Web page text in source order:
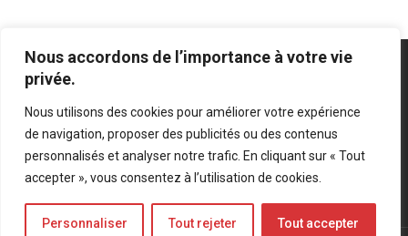
Nous accordons de l’importance à votre vie
privée.
Nous utilisons des cookies pour améliorer votre expérience
de navigation, proposer des publicités ou des contenus
personnalisés et analyser notre trafic. En cliquant sur « Tout
accepter », vous consentez à l’utilisation de cookies.
Personnaliser Tout rejeter Tout accepter
Mentions légales Politique de confidentialité
Bluesky
LinkedIn
Twitter